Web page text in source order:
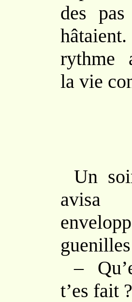
des pas
rythme
la vie
Un
gue
–
t’es fait ?